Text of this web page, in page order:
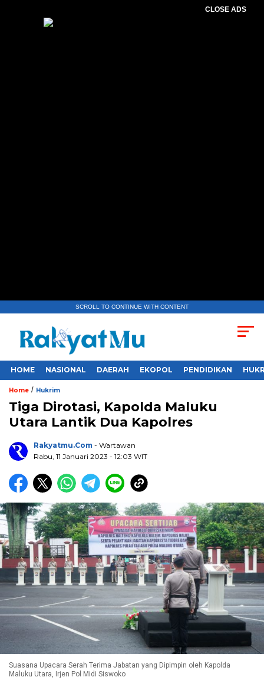
CLOSE ADS
SCROLL TO CONTINUE WITH CONTENT
HOME NASIONAL DAERAH EKOPOL PENDIDIKAN
Home / Hukrim
Tiga Dirotasi, Kapolda Maluku
Utara Lantik Dua Kapolres
Rakyatmu.com - Wartawan
Rabu, 11 Januari 2023 - 12:03 WIT
Suasana Upacara Serah Terima Jabatan yang Dipimpin oleh Kapolda
Maluku Utara, Irjen Pol Midi Siswoko